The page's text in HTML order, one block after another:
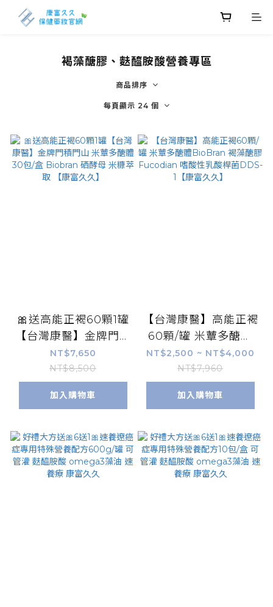
褐藻醣膠、麩醯胺酸營養專區
商品排序
每頁顯示 24 個
🎀送高能正褐60顆1罐
【台灣康醫】金牌門積
門山 米蕈多醣體30包/
盒 ​Biobran 硒酵母
米糠萃取 【康富久
久】
NT$7,650
NT$8,500
加入購物車
【台灣康醫】高能正褐
60顆/罐 米蕈多醣體
BioBran 褐藻醣膠
Fucodian 嗜酸性乳
酸桿菌DDS-1【康富
久久】
NT$2,500 ~ NT$4,000
NT$7,960
加入購物車